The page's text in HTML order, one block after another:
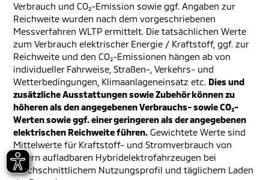
Verbrauch und CO₂-Emission sowie ggf. Angaben zur
Reichweite wurden nach dem vorgeschriebenen
Messverfahren WLTP ermittelt. Die tatsächlichen Werte
zum Verbrauch elektrischer Energie / Kraftstoff, ggf. zur
Reichweite und den CO₂-Emissionen hängen ab von
individueller Fahrweise, Straßen-, Verkehrs- und
Wetterbedingungen, Klimaanlageneinsatz etc. Dies und
zusätzliche Ausstattungen sowie Zubehör können zu
höheren als den angegebenen Verbrauchs- sowie CO₂-
Werten sowie ggf. einer geringeren als der angegebenen
elektrischen Reichweite führen. Gewichtete Werte sind
Mittelwerte für Kraftstoff- und Stromverbrauch von
extern aufladbaren Hybridelektrofahrzeugen bei
durchschnittlichem Nutzungsprofil und täglichem Laden